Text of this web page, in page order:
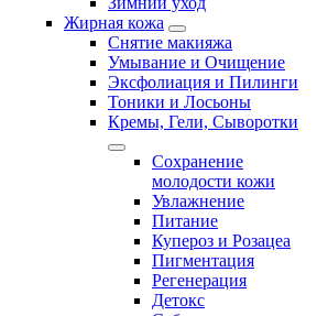
Жирная кожа
Снятие макияжа
Умывание и Очищение
Эксфолиация и Пилинги
Тоники и Лосьоны
Кремы, Гели, Сыворотки
Сохранение
молодости кожи
Увлажнение
Питание
Купероз и Розацеа
Пигментация
Регенерация
Детокс